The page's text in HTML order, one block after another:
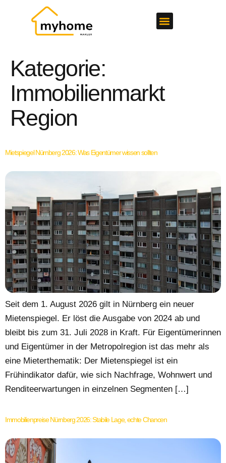
Kategorie:
Immobilienmarkt
Region
Mietspiegel Nürnberg 2026: Was Eigentümer wissen sollten
Seit dem 1. August 2026 gilt in Nürnberg ein neuer
Mietenspiegel. Er löst die Ausgabe von 2024 ab und
bleibt bis zum 31. Juli 2028 in Kraft. Für Eigentümerinnen
und Eigentümer in der Metropolregion ist das mehr als
eine Mieterthematik: Der Mietenspiegel ist ein
Frühindikator dafür, wie sich Nachfrage, Wohnwert und
Renditeerwartungen in einzelnen Segmenten […]
Immobilienpreise Nürnberg 2026: Stabile Lage, echte Chancen